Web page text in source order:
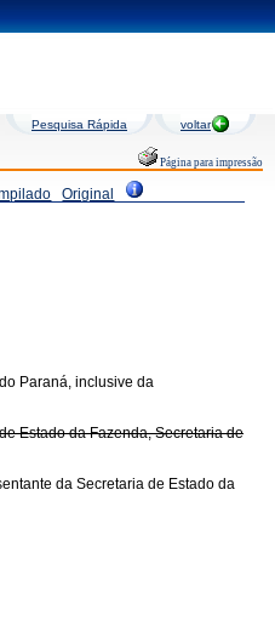
Pesquisa Rápida voltar
Página para impressão
Original
Paraná, inclusive da
Estado da Fazenda, Secretaria de
da Secretaria de Estado da